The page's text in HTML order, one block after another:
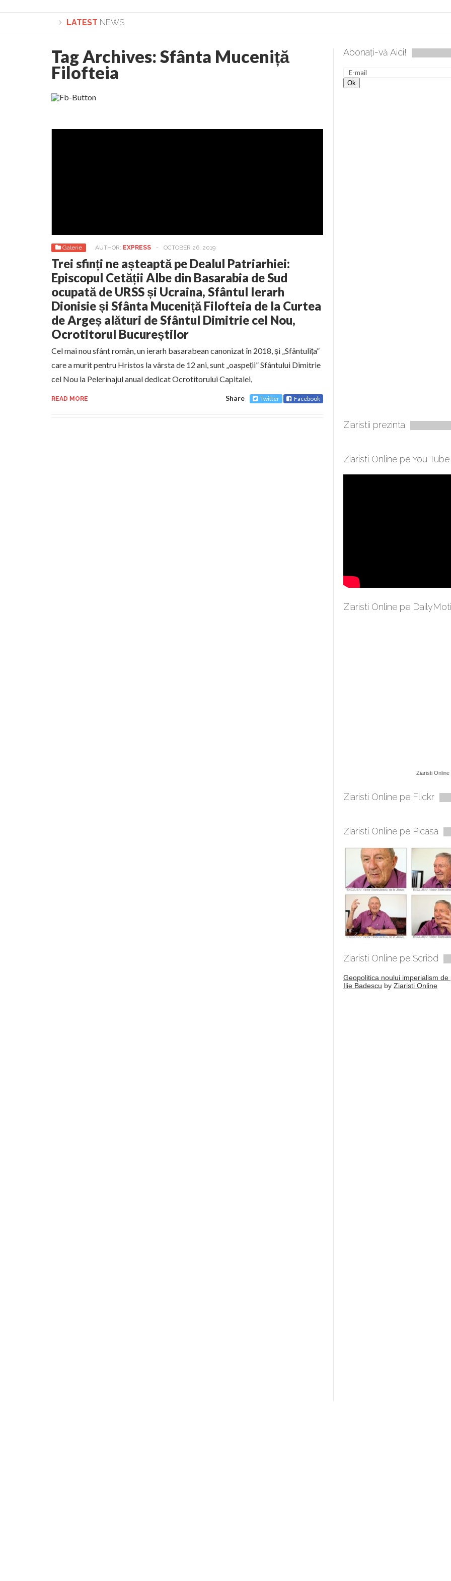
LATEST NEWS
Lepădarea de sine și urmarea lui Hristos. Calea spre desăvârșire. Gând de duminică de Elena Solunca Moise
Tag Archives:Sfânta Muceniță
Filofteia
Galerie AUTHOR: EXPRESS - OCTOBER 26, 2019
Trei sfinți ne așteaptă pe Dealul Patriarhiei:
Episcopul Cetății Albe din Basarabia de Sud
ocupată de URSS și Ucraina, Sfântul Ierarh
Dionisie și Sfânta Muceniță Filofteia de la Curtea
de Argeș alături de Sfântul Dimitrie cel Nou,
Ocrotitorul Bucureștilor
Cel mai nou sfânt român, un ierarh basarabean canonizat în 2018, și „Sfântulița”
care a murit pentru Hristos la vârsta de 12 ani, sunt „oaspeții” Sfântului Dimitrie
cel Nou la Pelerinajul anual dedicat Ocrotitorului Capitalei,
READ MORE Share Twitter Facebook
Abonați-vă Aici!
Ziaristii prezinta
Ziaristi Online pe You Tube
Ziaristi Online pe
Ziaristi Online
Ziaristi Online pe Flickr
Ziaristi Online pe Picasa
Ziaristi Online pe Scribd
Geopolitica noului imperialism de
Ilie Badescu by Ziaristi Online